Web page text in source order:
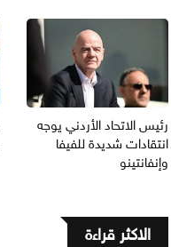
رئيس الاتحاد الأردني يوجه
انتقادات شديدة للفيفا
وإنفانتينو
الاكثر قراءة